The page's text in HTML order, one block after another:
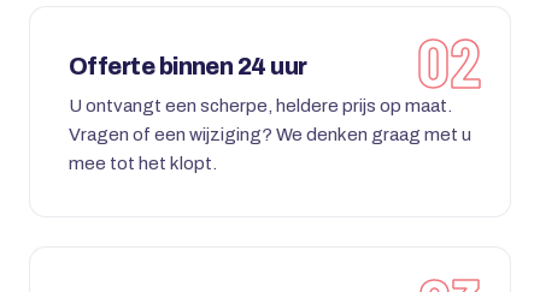
Offerte binnen 24 uur
U ontvangt een scherpe, heldere prijs op maat.
Vragen of een wijziging? We denken graag met u
mee tot het klopt.